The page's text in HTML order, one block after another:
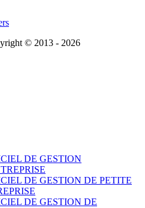
© 2013 - 2026
DE GESTION
DE GESTION DE PETITE
DE GESTION DE